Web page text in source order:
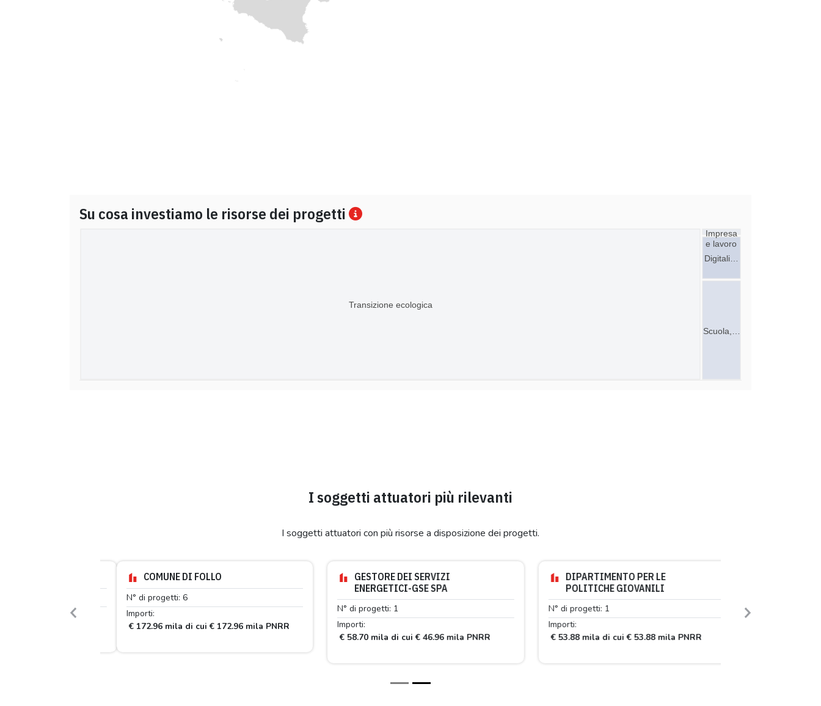
Su cosa investiamo le risorse dei progetti
Digitali…
Scuola,…
Impresa
e lavoro
Transizione ecologica
I soggetti attuatori più rilevanti
I soggetti attuatori con più risorse a disposizione dei progetti.
COMUNE DI FOLLO
N° di progetti: 6
Importi:
€ 172.96 mila di cui € 172.96 mila PNRR
GESTORE DEI SERVIZI
ENERGETICI-GSE SPA
N° di progetti: 1
Importi:
€ 58.70 mila di cui € 46.96 mila PNRR
DIPARTIMENTO PER LE
POLITICHE GIOVANILI
N° di progetti: 1
Importi:
€ 53.88 mila di cui € 53.88 mila PNRR
Previous Next